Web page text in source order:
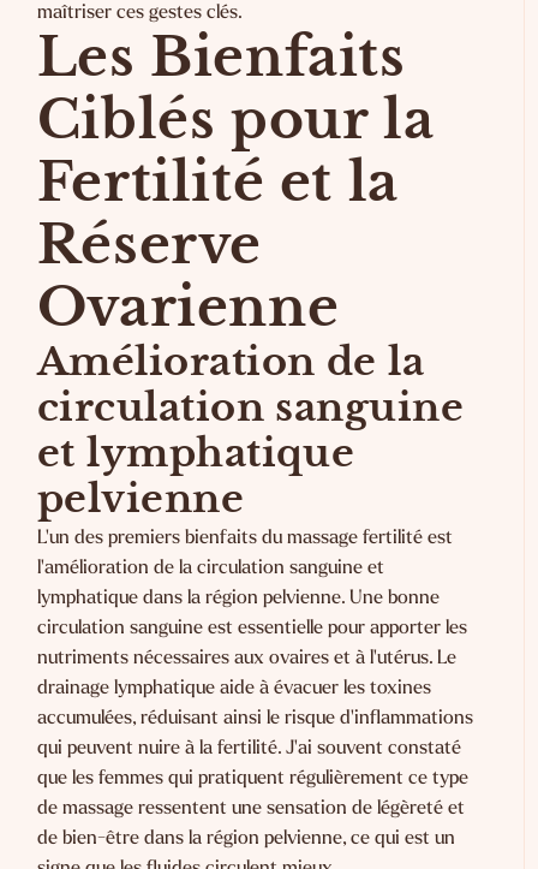
maîtriser ces gestes clés.
Les Bienfaits
Ciblés pour la
Fertilité et la
Réserve
Ovarienne
Amélioration de la
circulation sanguine
et lymphatique
pelvienne
L'un des premiers bienfaits du massage fertilité est
l'amélioration de la circulation sanguine et
lymphatique dans la région pelvienne. Une bonne
circulation sanguine est essentielle pour apporter les
nutriments nécessaires aux ovaires et à l'utérus. Le
drainage lymphatique aide à évacuer les toxines
accumulées, réduisant ainsi le risque d'inflammations
qui peuvent nuire à la fertilité. J'ai souvent constaté
que les femmes qui pratiquent régulièrement ce type
de massage ressentent une sensation de légèreté et
de bien-être dans la région pelvienne, ce qui est un